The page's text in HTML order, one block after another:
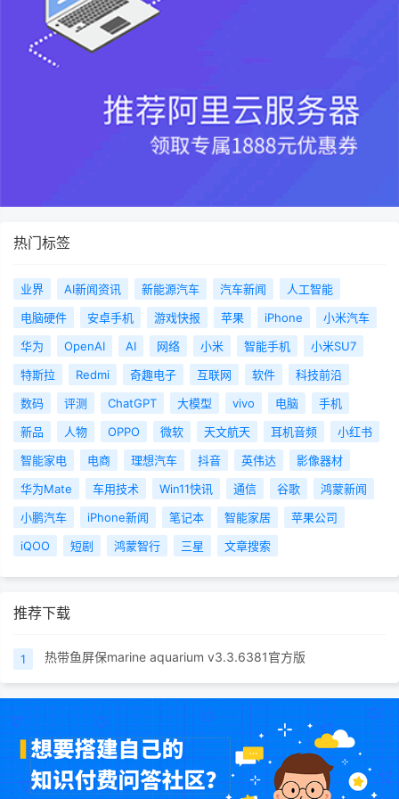
热门标签
业界 AI新闻资讯 新能源汽车 汽车新闻
人工智能
电脑硬件
安卓手机 游戏快报 苹果 iPhone
小米汽车
华为
OpenAI AI 网络 小米 智能手机
小米SU7
特斯拉
Redmi 奇趣电子 互联网 软件
科技前沿
数码
评测 ChatGPT 大模型 vivo 电脑
手机
新品
人物 OPPO 微软 天文航天 耳机音频
小红书
智能家电
电商 理想汽车 抖音 英伟达
影像器材
华为Mate
车用技术 Win11快讯 通信 谷歌
鸿蒙新闻
小鹏汽车
iPhone新闻 笔记本 智能家居
苹果公司
iQOO
短剧 鸿蒙智行 三星 文章搜索
推荐下载
1 热带鱼屏保marine aquarium v3.3.6381官方版